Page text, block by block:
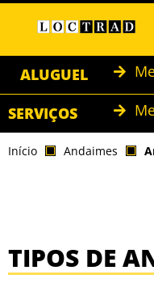
ALUGUEL
SERVIÇOS
Início Andaimes
TIPOS DE